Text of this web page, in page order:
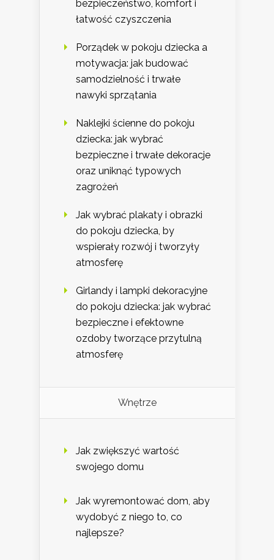
bezpieczeństwo, komfort i
łatwość czyszczenia
Porządek w pokoju dziecka a
motywacja: jak budować
samodzielność i trwałe
nawyki sprzątania
Naklejki ścienne do pokoju
dziecka: jak wybrać
bezpieczne i trwałe dekoracje
oraz uniknąć typowych
zagrożeń
Jak wybrać plakaty i obrazki
do pokoju dziecka, by
wspierały rozwój i tworzyły
atmosferę
Girlandy i lampki dekoracyjne
do pokoju dziecka: jak wybrać
bezpieczne i efektowne
ozdoby tworzące przytulną
atmosferę
Wnętrze
Jak zwiększyć wartość
swojego domu
Jak wyremontować dom, aby
wydobyć z niego to, co
najlepsze?